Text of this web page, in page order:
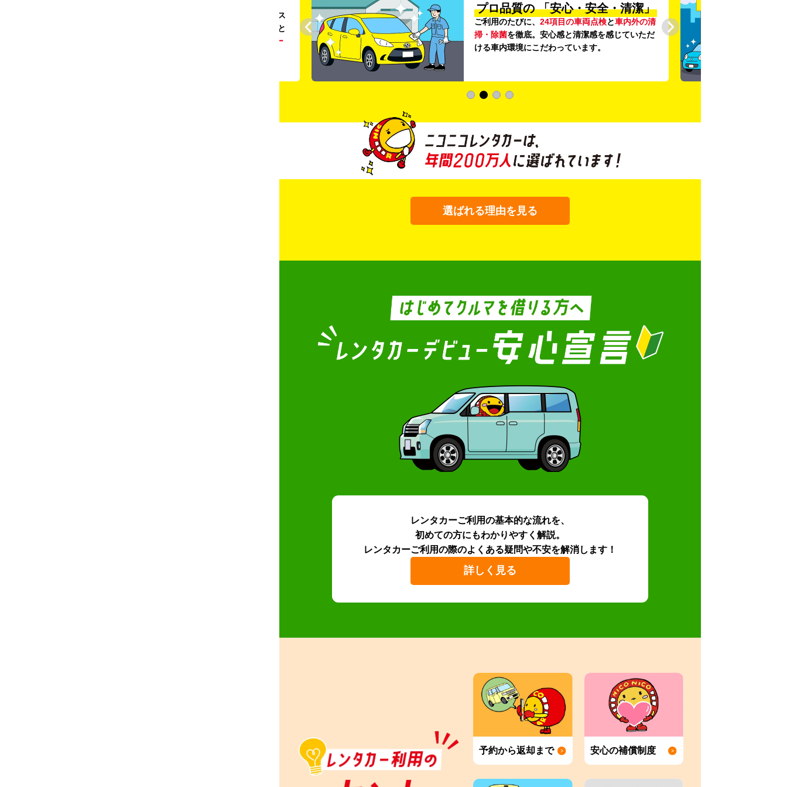
。ガソリンス
タンドや整備工場の既存インフラを活用すること
リー
プロ品質の 「安心・安全・清潔」
ご利用のたびに、 24項目の車両点検と車内外の清
掃・除菌を徹底。安心感と清潔感を感じていただ
ける車内環境にこだわっています。
選ばれる理由を見る
レンタカーご利用の基本的な流れを、
初めての方にもわかりやすく解説。
レンタカーご利用の際のよくある疑問や不安を解消します！
詳しく見る
予約から返却まで 安心の補償制度